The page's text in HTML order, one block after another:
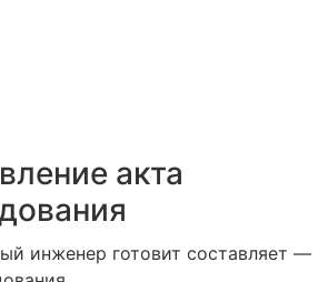
акта
инженер готовит составляет —